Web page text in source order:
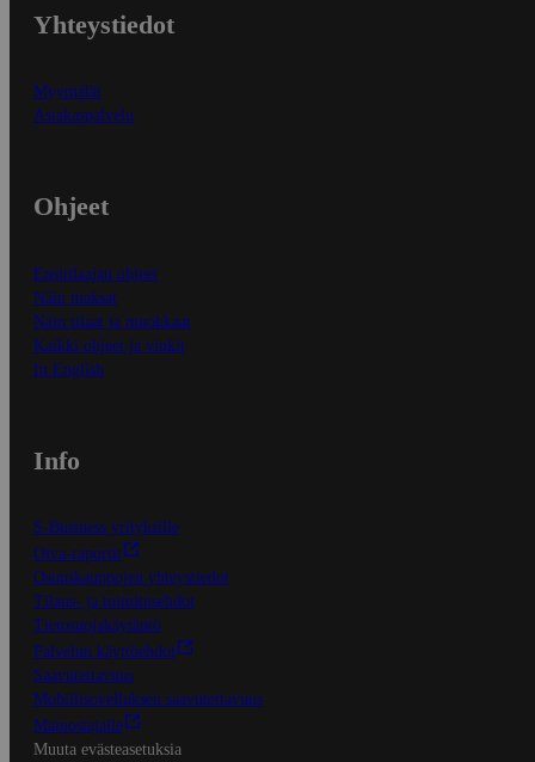
Yhteystiedot
Myymälät
Asiakaspalvelu
Ohjeet
Ensitilaajan ohjeet
Näin maksat
Näin tilaat ja muokkaat
Kaikki ohjeet ja vinkit
In English
Info
S-Business yrityksille
Oiva-raportit
Osuuskauppojen yhteystiedot
Tilaus- ja toimitusehdot
Tietosuojakäytäntö
Palvelun käyttöehdot
Saavutettavuus
Mobiilisovelluksen saavutettavuus
Mainostajalle
Muuta evästeasetuksia